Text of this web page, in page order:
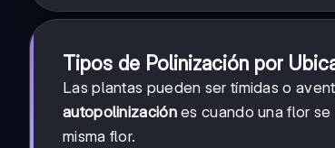
Tipos de Polinización por
Las plantas pueden ser tímidas o
autopolinizaciónes cuando una flor se
misma flor.